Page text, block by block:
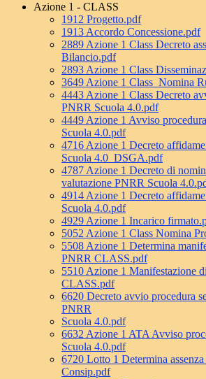
Azione 1 - CLASS
1912 Progetto.pdf
1913 Accordo Concessione.pdf
2889 Azione 1 Class Decreto
Bilancio.pdf
2893 Azione 1 Class
3649 Azione 1 Class_Nomina
4443 Azione 1 Class Decreto
PNRR Scuola 4.0.pdf
4449 Azione 1 Avviso
Scuola 4.0.pdf
4716 Azione 1 Decreto
Scuola 4.0_DSGA.pdf
4787 Azione 1 Decreto di
valutazione PNRR Scuola
4914 Azione 1 Decreto
Scuola 4.0.pdf
4929 Azione 1 Incarico
5052 Azione 1 Class Nomina
5508 Azione 1 Determina
PNRR CLASS.pdf
5510 Azione 1 Manifestazione
CLASS.pdf
6620 Decreto avvio procedura
PNRR
Scuola 4.0.pdf
6632 Azione 1 ATA Avviso
Scuola 4.0.pdf
6720 Lotto 1 Determina
Consip.pdf